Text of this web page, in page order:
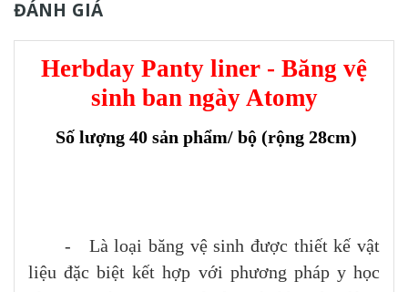
ĐÁNH GIÁ
Herbday Panty liner - Băng vệ
sinh ban ngày Atomy
Số lượng 40 sản phẩm/ bộ (rộng 28cm)
- Là loại băng vệ sinh được thiết kế vật
liệu đặc biệt kết hợp với phương pháp y học